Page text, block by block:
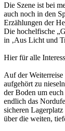
Die Szene ist bei
auch noch in den
Erzählungen der
Die hochelfische
in ‚Aus Licht und
Hier für alle
Auf der Weiterreise
aufgehört zu
der Boden um
endlich das
sicheren
über die weiten,